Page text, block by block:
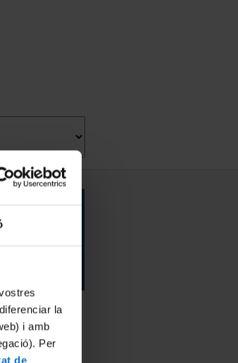
la
i amb
Per
de
B2!